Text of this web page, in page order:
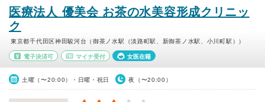
医療法人 優美会 お茶の水美容形成クリニッ
ク
東京都千代田区神田駿河台（御茶ノ水駅（淡路町駅、新御茶ノ水駅、小川町駅））
電子決済可 マイナ受付 女医在籍
土曜（〜20:00）・日曜・祝日 夜（〜20:00）